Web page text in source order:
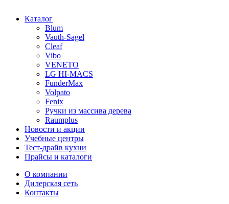
Каталог
Blum
Vauth-Sagel
Cleaf
Vibo
VENETO
LG HI-MACS
FunderMax
Volpato
Fenix
Ручки из массива дерева
Raumplus
Новости и акции
Учебные центры
Тест-драйв кухни
Прайсы и каталоги
О компании
Дилерская сеть
Контакты